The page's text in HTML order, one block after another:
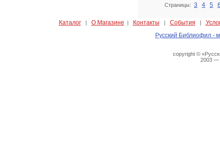
Страницы: 3 4 5
Каталог| О Магазине | Контакты | События |
Русский Библиофил -
copyright ©
2003 —